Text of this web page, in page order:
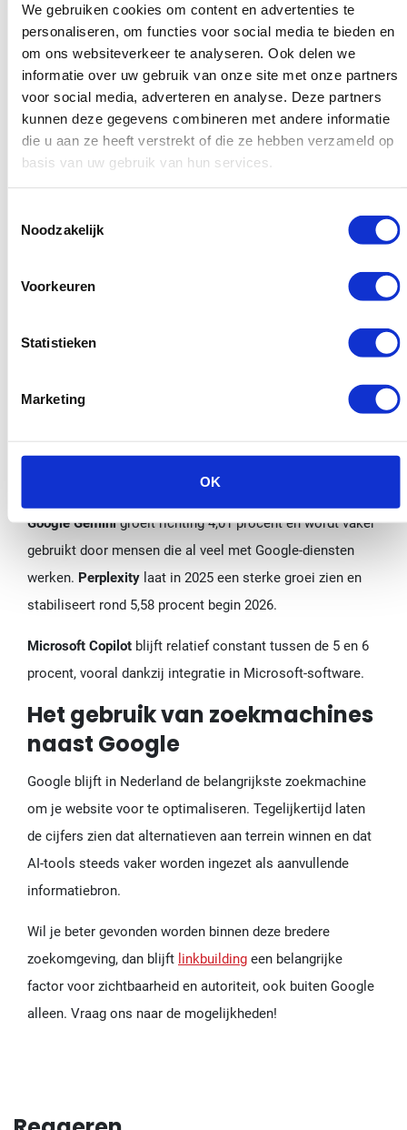
We gebruiken cookies om content en advertenties te
personaliseren, om functies voor social media te bieden en
om ons websiteverkeer te analyseren. Ook delen we
informatie over uw gebruik van onze site met onze partners
voor social media, adverteren en analyse. Deze partners
kunnen deze gegevens combineren met andere informatie
die u aan ze heeft verstrekt of die ze hebben verzameld op
basis van uw gebruik van hun services.
Noodzakelijk
Voorkeuren
Statistieken
Marketing
OK
Richt je je op internationale markten, dan verschuift het
speelveld verder. In China blijft Baidu dominant, terwijl in
Rusland en omliggende regio’s Yandex een hoofdrol
speelt. Ook binnen Nederland zie je dat herkomst minder
bepalend wordt en gebruik steeds meer afhangt van
functionaliteit en vertrouwen.
alternatief voor zoeken
Naast traditionele zoekmachines gebruiken steeds meer
vervullen wel een vergelijkbare rol bij informatieve vragen.
ChatGPTblijft veruit de meest gebruikte AI-tool. Het
naar 83,60 procent in januari 2026. Dat verschil is klein,
maar laat zien dat alternatieven terrein winnen.
Google Geminigroeit richting 4,01 procent en wordt vaker
gebruikt door mensen die al veel met Google-diensten
werken. Perplexity laat in 2025 een sterke groei zien en
stabiliseert rond 5,58 procent begin 2026.
Microsoft Copilot blijft relatief constant tussen de 5 en 6
procent, vooral dankzij integratie in Microsoft-software.
Het gebruik van zoekmachines
naast Google
Google blijft in Nederland de belangrijkste zoekmachine
om je website voor te optimaliseren. Tegelijkertijd laten
de cijfers zien dat alternatieven aan terrein winnen en dat
AI-tools steeds vaker worden ingezet als aanvullende
informatiebron.
Wil je beter gevonden worden binnen deze bredere
zoekomgeving, dan blijft linkbuilding een belangrijke
factor voor zichtbaarheid en autoriteit, ook buiten Google
alleen. Vraag ons naar de mogelijkheden!